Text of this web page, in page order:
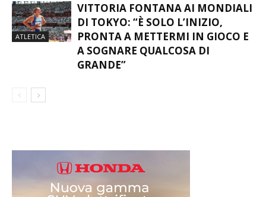
ATLETICA
VITTORIA FONTANA AI MONDIALI
DI TOKYO: “È SOLO L’INIZIO,
PRONTA A METTERMI IN GIOCO E
A SOGNARE QUALCOSA DI
GRANDE”